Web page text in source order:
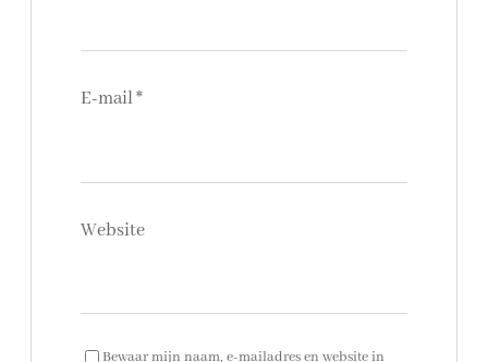
E-mail*
Website
Bewaar mijn naam, e-mailadres en website in